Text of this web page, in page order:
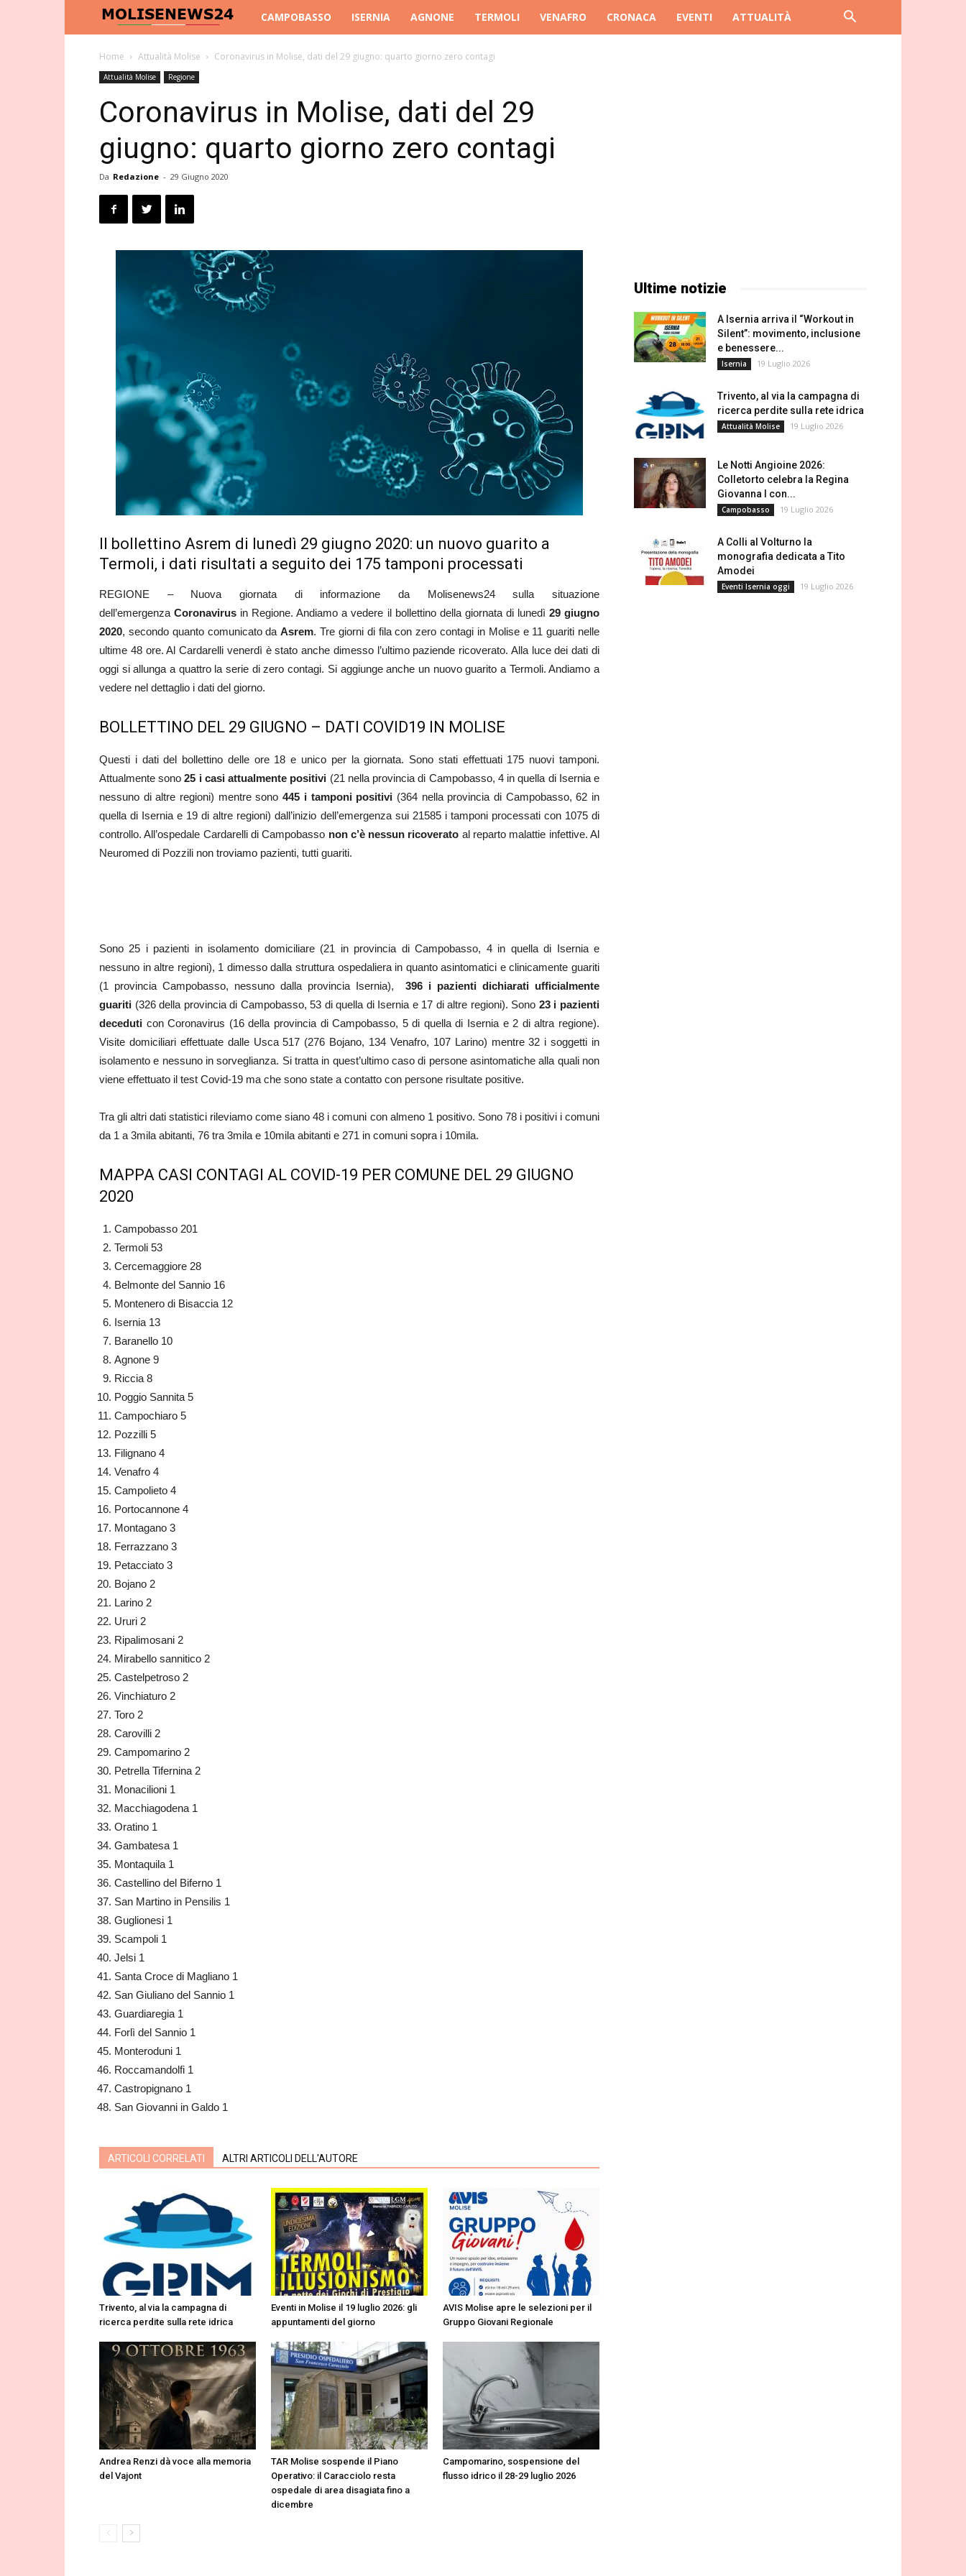
Molise
News
CAMPOBASSO ISERNIA AGNONE TERMOLI VENAFRO CRONACA EVENTI ATTUALITÀ
Home Attualità Molise Coronavirus in Molise, dati del 29 giugno: quarto giorno zero contagi
Attualità Molise Regione
Coronavirus in Molise, dati del 29
giugno: quarto giorno zero contagi
Da Redazione - 29 Giugno 2020
Il bollettino Asrem di lunedì 29 giugno 2020: un nuovo guarito a
Termoli, i dati risultati a seguito dei 175 tamponi processati
REGIONE – Nuova giornata di informazione da Molisenews24 sulla situazione
dell’emergenzaCoronavirus in Regione. Andiamo a vedere il bollettino della giornata di lunedì 29 giugno
2020, secondo quanto comunicato daAsrem. Tre giorni di fila con zero contagi in Molise e 11 guariti nelle
ultime 48 ore. Al Cardarelli venerdì è stato anche dimesso l’ultimo paziende ricoverato. Alla luce dei dati di
oggi si allunga a quattro la serie di zero contagi. Si aggiunge anche un nuovo guarito a Termoli. Andiamo a
vedere nel dettaglio i dati del giorno.
BOLLETTINO DEL 29 GIUGNO – DATI COVID19 IN MOLISE
Questi i dati del bollettino delle ore 18 e unico per la giornata. Sono stati effettuati 175 nuovi tamponi.
Attualmente sono25 i casi attualmente positivi (21 nella provincia di Campobasso, 4 in quella di Isernia e
nessuno di altre regioni) mentre sono445 i tamponi positivi (364 nella provincia di Campobasso, 62 in
quella di Isernia e 19 di altre regioni) dall’inizio dell’emergenza sui 21585 i tamponi processati con 1075 di
controllo. All’ospedale Cardarelli di Campobasso non c’è nessun ricoverato al reparto malattie infettive. Al
Neuromed di Pozzili non troviamo pazienti, tutti guariti.
Sono 25 i pazienti in isolamento domiciliare (21 in provincia di Campobasso, 4 in quella di Isernia e
nessuno in altre regioni), 1 dimesso dalla struttura ospedaliera in quanto asintomatici e clinicamente guariti
(1 provincia Campobasso, nessuno dalla provincia Isernia), 396 i pazienti dichiarati ufficialmente
guariti (326 della provincia di Campobasso, 53 di quella di Isernia e 17 di altre regioni). Sono 23 i pazienti
deceduti con Coronavirus (16 della provincia di Campobasso, 5 di quella di Isernia e 2 di altra regione).
Visite domiciliari effettuate dalle Usca 517 (276 Bojano, 134 Venafro, 107 Larino) mentre 32 i soggetti in
isolamento e nessuno in sorveglianza. Si tratta in quest’ultimo caso di persone asintomatiche alla quali non
viene effettuato il test Covid-19 ma che sono state a contatto con persone risultate positive.
Tra gli altri dati statistici rileviamo come siano 48 i comuni con almeno 1 positivo. Sono 78 i positivi i comuni
da 1 a 3mila abitanti, 76 tra 3mila e 10mila abitanti e 271 in comuni sopra i 10mila.
MAPPA CASI CONTAGI AL COVID-19 PER COMUNE DEL 29 GIUGNO
2020
Campobasso 201
Termoli 53
Cercemaggiore 28
Belmonte del Sannio 16
Montenero di Bisaccia 12
Isernia 13
Baranello 10
Agnone 9
Riccia 8
Poggio Sannita 5
Campochiaro 5
Pozzilli 5
Filignano 4
Venafro 4
Campolieto 4
Portocannone 4
Montagano 3
Ferrazzano 3
Petacciato 3
Bojano 2
Larino 2
Ururi 2
Ripalimosani 2
Mirabello sannitico 2
Castelpetroso 2
Vinchiaturo 2
Toro 2
Carovilli 2
Campomarino 2
Petrella Tifernina 2
Monacilioni 1
Macchiagodena 1
Oratino 1
Gambatesa 1
Montaquila 1
Castellino del Biferno 1
San Martino in Pensilis 1
Guglionesi 1
Scampoli 1
Jelsi 1
Santa Croce di Magliano 1
San Giuliano del Sannio 1
Guardiaregia 1
Forlì del Sannio 1
Monteroduni 1
Roccamandolfi 1
Castropignano 1
San Giovanni in Galdo 1
ARTICOLI CORRELATI ALTRI ARTICOLI DELL'AUTORE
Trivento, al via la campagna di
ricerca perdite sulla rete idrica
Eventi in Molise il 19 luglio 2026: gli
appuntamenti del giorno
AVIS Molise apre le selezioni per il
Gruppo Giovani Regionale
Andrea Renzi dà voce alla memoria
del Vajont
TAR Molise sospende il Piano
Operativo: il Caracciolo resta
ospedale di area disagiata fino a
dicembre
Campomarino, sospensione del
flusso idrico il 28-29 luglio 2026
Ultime notizie
A Isernia arriva il “Workout in
Silent”: movimento, inclusione
e benessere...
Isernia 19 Luglio 2026
Trivento, al via la campagna di
ricerca perdite sulla rete idrica
Attualità Molise 19 Luglio 2026
Le Notti Angioine 2026:
Colletorto celebra la Regina
Giovanna I con...
Campobasso 19 Luglio 2026
A Colli al Volturno la
monografia dedicata a Tito
Amodei
Eventi Isernia oggi 19 Luglio 2026